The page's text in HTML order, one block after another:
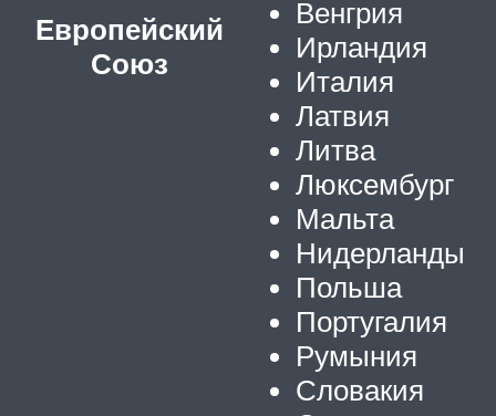
Европейский
Союз
Венгрия
Ирландия
Италия
Латвия
Литва
Люксембург
Мальта
Нидерланды
Польша
Португалия
Румыния
Словакия